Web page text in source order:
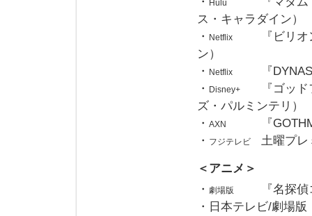
Hulu
ス・キャラダイン）
・
Netflix
『ビリ
ン）
・
Netflix
『
・
Disney+
『ゴッ
ズ・パルミンテリ）
・ AXN
『
・ フジテレビ
土曜プ
＜アニメ＞
・ 劇場版
『名探
・日本テレビ/劇場